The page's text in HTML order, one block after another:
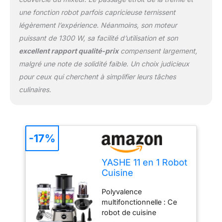
sécurité : L'inclusion
d'une protection à
double verrouillage
l'utilisateur pendant le
fonctionnement. Le
robot-cuisine ne
fonctionne que lorsque
plus, les pieds
antidérapants de la base
de l'appareil empêchent
tout mouvement
accidentel sur le plan de
travail de la cuisine Taille
idéale pour une
utilisation familiale : Avec
un bol généreux de 2,5
une fonction robot parfois capricieuse ternissent
légèrement l’expérience. Néanmoins, son moteur
puissant de 1300 W, sa facilité d’utilisation et son
excellent rapport qualité-prixcompensent largement,
malgré une note de solidité faible. Un choix judicieux
pour ceux qui cherchent à simplifier leurs tâches
culinaires.
YASHE 11 en 1 Robot
Cuisine
1300W Robot de
Cuisine, Inclus 2,5L
Bol et 1,5L Blender,
Polyvalence
multifonctionnelle : Ce
robot de cuisine
-17%